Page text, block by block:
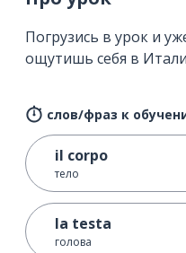
Погрузись в урок и
ощутишь себя в
слов/фраз к
il corpo
тело
la testa
голова